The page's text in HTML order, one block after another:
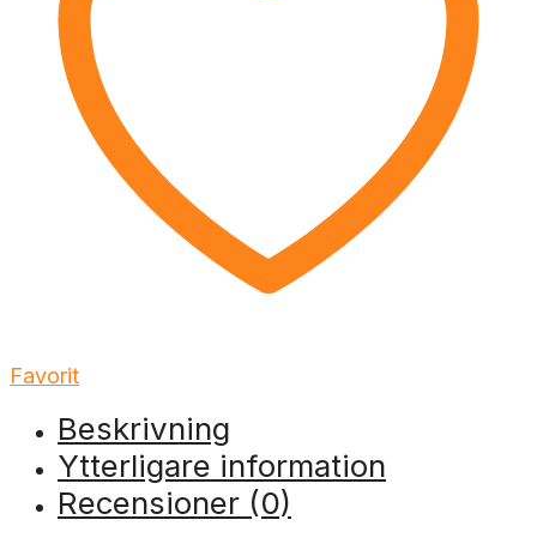
Favorit
Beskrivning
Ytterligare information
Recensioner (0)